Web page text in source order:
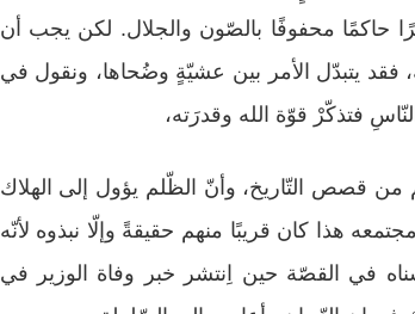
حاكمًا محفوفًا بالصّون والجلال. لكن يجب أن
فقد يتبدّل الأمر بين عشيّةٍ وضُحاها، ونقول في
فتذكّرْ قوّة الله وقدرَته،
من قصص التّاريخ، وأنّ الظّلم يؤول إلى الهلاك
هذا كان قريبًا منهم حقيقةً وإلّا نبذوه لأنّه
في القصّة حين اِنتشر خبر وفاة الوزير في